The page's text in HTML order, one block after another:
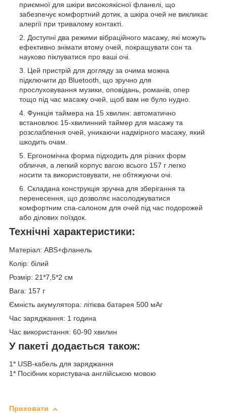
приємної для шкіри високоякісної фланелі, що
забезпечує комфортний дотик, а шкіра очей не викликає
алергії при тривалому контакті.
Доступні два режими вібраційного масажу, які можуть
ефективно знімати втому очей, покращувати сон та
науково піклуватися про ваші очі.
Цей пристрій для догляду за очима можна
підключити до Bluetooth, що зручно для
прослуховування музики, оповідань, романів, опер
тощо під час масажу очей, щоб вам не було нудно.
Функція таймера на 15 хвилин: автоматично
встановлює 15-хвилинний таймер для масажу та
розслаблення очей, уникаючи надмірного масажу, який
шкодить очам.
Ергономічна форма підходить для різних форм
обличчя, а легкий корпус вагою всього 157 г легко
носити та використовувати, не обтяжуючи очі.
Складана конструкція зручна для зберігання та
перенесення, що дозволяє насолоджуватися
комфортним спа-салоном для очей під час подорожей
або ділових поїздок.
Технічні характеристики:
Матеріал: ABS+фланель
Колір: білий
Розмір: 21*7,5*2 см
Вага: 157 г
Ємність акумулятора: літієва батарея 500 мАг
Час заряджання: 1 година
Час використання: 60-90 хвилин
У пакеті додається також:
1* USB-кабель для заряджання
1* Посібник користувача англійською мовою
Приховати